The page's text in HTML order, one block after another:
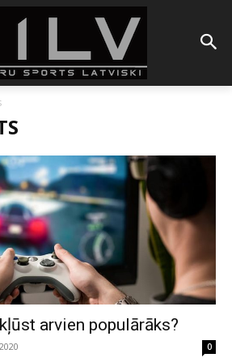
arvien populārāks?
0